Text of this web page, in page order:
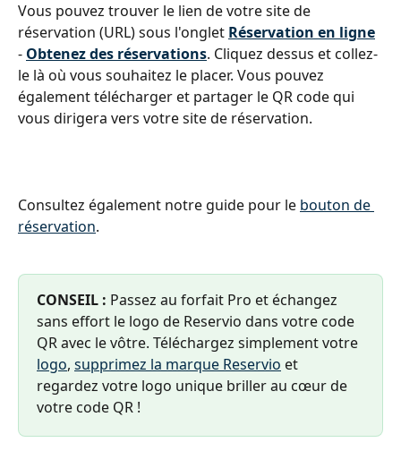
Vous pouvez trouver le lien de votre site de
réservation (URL) sous l'onglet Réservation en ligne
- Obtenez des réservations. Cliquez dessus et collez-
le là où vous souhaitez le placer. Vous pouvez
également télécharger et partager le QR code qui
vous dirigera vers votre site de réservation.
Consultez également notre guide pour le bouton de
réservation.
CONSEIL : Passez au forfait Pro et échangez
sans effort le logo de Reservio dans votre code
QR avec le vôtre. Téléchargez simplement votre
logo, supprimez la marque Reservio et
regardez votre logo unique briller au cœur de
votre code QR !